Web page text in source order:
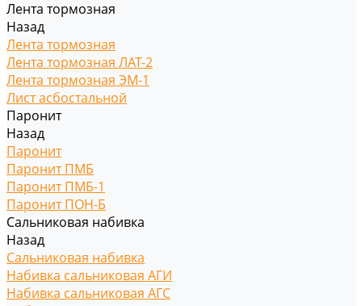
Лента тормозная
Назад
Лента тормозная
Лента тормозная ЛАТ-2
Лента тормозная ЭМ-1
Лист асбостальной
Паронит
Назад
Паронит
Паронит ПМБ
Паронит ПМБ-1
Паронит ПОН-Б
Сальниковая набивка
Назад
Сальниковая набивка
Набивка сальниковая АГИ
Набивка сальниковая АГС